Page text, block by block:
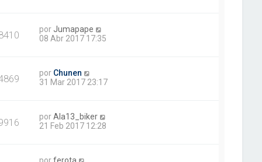
por Jumapape
08 Abr 2017 17:35
por Chunen
31 Mar 2017 23:17
porAla13_biker
21 Feb 2017 12:28
porferota